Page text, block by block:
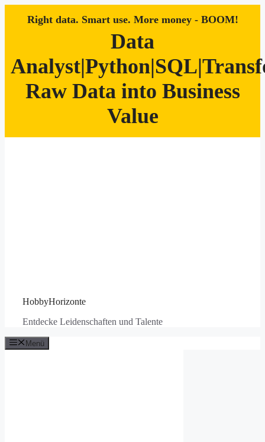
Right data. Smart use. More money - BOOM!
Data
Raw Data into Business
Value
HobbyHorizonte
Entdecke Leidenschaften und Talente
Menü